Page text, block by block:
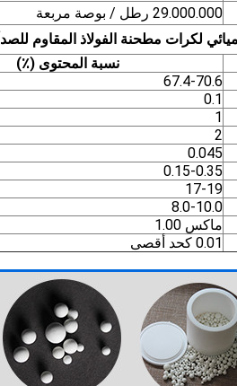
29.000.000 رطل / بوصة مربعة
لكرات مطحنة الفولاذ المقاوم للصدأ 304
نسبة المحتوى (٪)
67.4-70.6
0.1
1
2
0.045
0.15-0.35
17-19
8.0-10.0
ماكس 1.00
0.01 كحد أقصى